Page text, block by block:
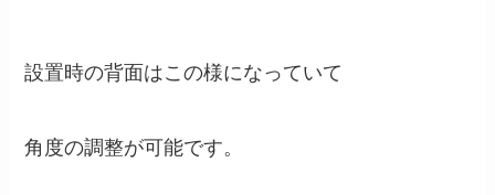
設置時の背面はこの様になっていて
角度の調整が可能です。